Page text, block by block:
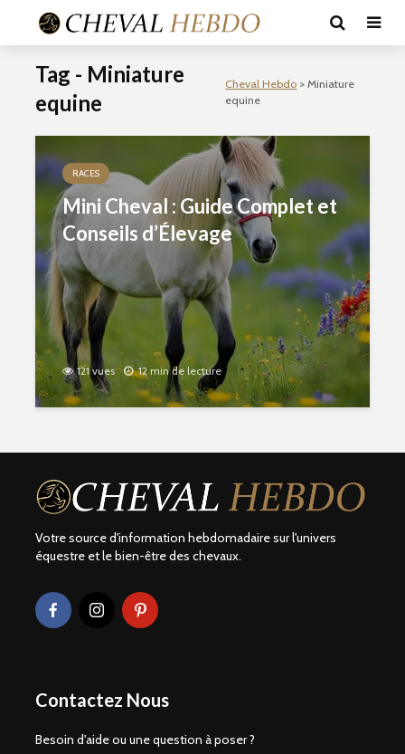
Tag - Miniature
equine
Cheval Hebdo >Miniature
equine
RACES
Mini Cheval : Guide Complet et
Conseils d’Élevage
121 vues 12 min de lecture
Votre source d'information hebdomadaire sur l'univers
équestre et le bien-être des chevaux.
Contactez Nous
Besoin d'aide ou une question à poser ?